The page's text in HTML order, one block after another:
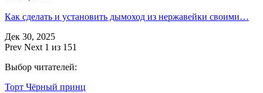
Как сделать и установить дымоход из нержавейки своими…
Дек 30, 2025
Prev Next 1 из 151
Выбор читателей:
Торт Чёрный принц